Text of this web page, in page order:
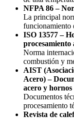
NFPA 86 –
La principal
funcionamiento
ISO 13577 –
procesamiento
Norma
combustión y
AIST
Acero) –
acero y hornos
Documentos
procesamiento
Revista de